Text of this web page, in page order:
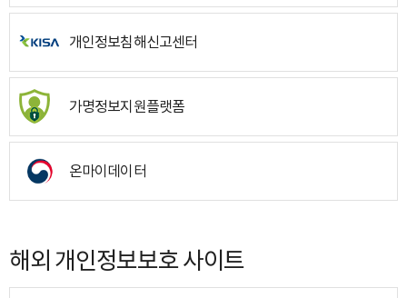
개인정보침해신고센터
가명정보지원플랫폼
온마이데이터
해외 개인정보보호 사이트